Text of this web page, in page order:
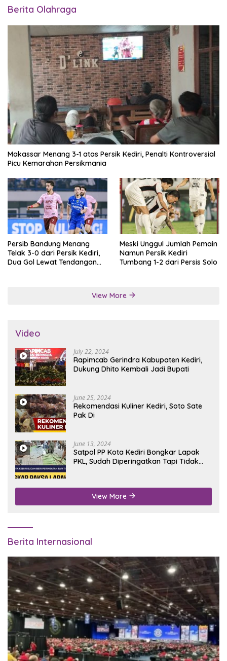
Berita Olahraga
Makassar Menang 3-1 atas Persik Kediri, Penalti Kontroversial
Picu Kemarahan Persikmania
Persib Bandung Menang
Telak 3-0 dari Persik Kediri,
Dua Gol Lewat Tendangan
Meski Unggul Jumlah Pemain
Namun Persik Kediri
Tumbang 1-2 dari Persis Solo
View More
Video
July 22, 2024
Rapimcab Gerindra Kabupaten Kediri,
Dukung Dhito Kembali Jadi Bupati
June 25, 2024
Rekomendasi Kuliner Kediri, Soto Sate
Pak Di
June 13, 2024
Satpol PP Kota Kediri Bongkar Lapak
PKL, Sudah Diperingatkan Tapi Tidak
View More
Berita Internasional